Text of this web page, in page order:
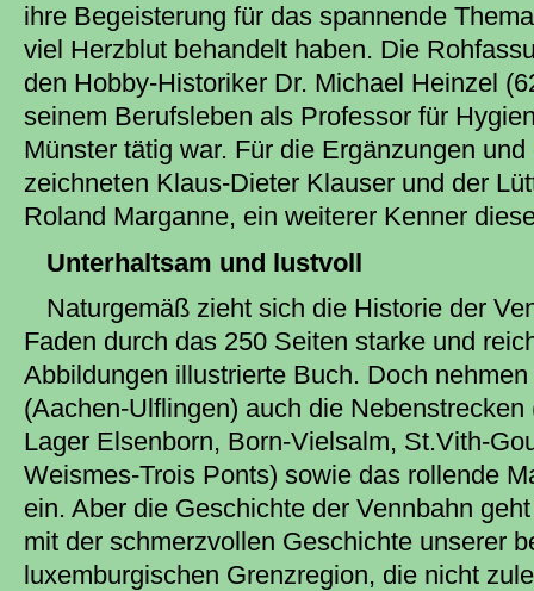
ihre Begeisterung für das spannende
viel Herzblut behandelt haben. Die
den Hobby-Historiker Dr. Michael Heinzel
seinem Berufsleben als Professor für
Münster tätig war. Für die Ergänzungen
zeichneten Klaus-Dieter Klauser und der
Roland Marganne, ein weiterer Kenner
Unterhaltsam und lustvoll
Naturgemäß zieht sich die Historie der
Faden durch das 250 Seiten starke und
Abbildungen illustrierte Buch. Doch
(Aachen-Ulflingen) auch die
Lager Elsenborn, Born-Vielsalm, St.Vith-
Weismes-Trois Ponts) sowie das rollende
ein. Aber die Geschichte der Vennbahn
mit der schmerzvollen Geschichte unserer
luxemburgischen Grenzregion, die nicht